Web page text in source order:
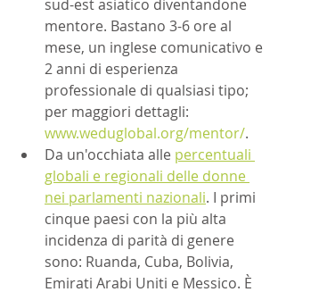
sud-est asiatico diventandone
mentore. Bastano 3-6 ore al
mese, un inglese comunicativo e
2 anni di esperienza
professionale di qualsiasi tipo;
www.weduglobal.org/mentor/.
Da un'occhiata alle percentuali
globali e regionali delle donne
nei parlamenti nazionali. I primi
cinque paesi con la più alta
incidenza di parità di genere
sono: Ruanda, Cuba, Bolivia,
Emirati Arabi Uniti e Messico. È